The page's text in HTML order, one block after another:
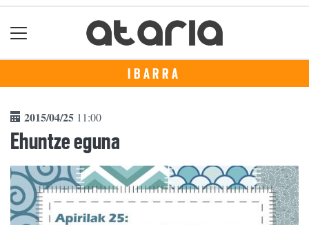
IBARRA
2015/04/25 11:00
Ehuntze eguna